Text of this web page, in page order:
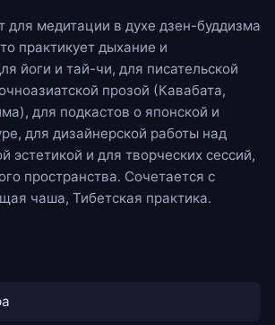
для медитации в духе дзен-буддизма
практикует дыхание и
йоги и тай-чи, для писательской
прозой (Кавабата,
для подкастов о японской и
для дизайнерской работы над
эстетикой и для творческих сессий,
пространства. Сочетается с
чаша, Тибетская практика.